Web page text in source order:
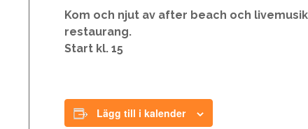
Kom och njut av after beach och
restaurang.
Start kl. 15
Lägg till i kalender